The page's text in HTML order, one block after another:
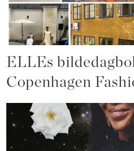
ELLEs
Copenhagen